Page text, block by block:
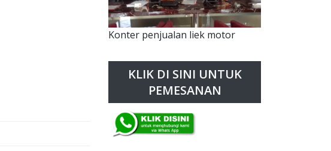
Konter penjualan liek motor
KLIK DI SINI UNTUK
PEMESANAN